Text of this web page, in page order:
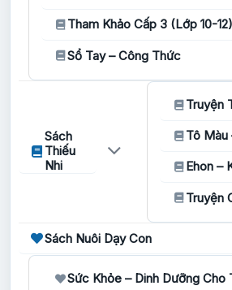
Tham Khảo Cấp 3 (Lớp 10-12)
Sổ Tay – Công Thức
Sách
Thiếu
Nhi
Truyện
Tô Màu
Ehon –
Truyện
Sách Nuôi Dạy Con
Sức Khỏe – Dinh Dưỡng Cho